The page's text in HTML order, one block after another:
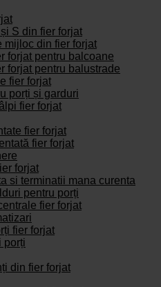
S din fier forjat
mijloc din fier forjat
forjat pentru balcoane
forjat pentru balustrade
fier forjat
porți și garduri
fier forjat
fier forjat
fier forjat
forjat
si terminatii mana curenta
pentru porți
fier forjat
fier forjat
porți
din fier forjat